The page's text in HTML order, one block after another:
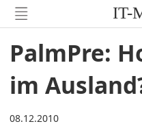
IT-
PalmPre:
im
08.12.2010